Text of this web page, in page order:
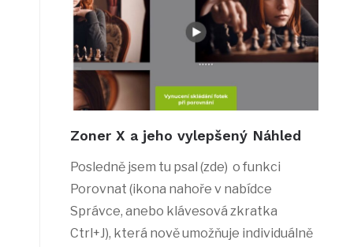
Zoner X a jeho vylepšený Náhled
Posledně jsem tu psal (zde) o funkci
Porovnat (ikona nahoře v nabídce
Správce, anebo klávesová zkratka
Ctrl+J), která nově umožňuje individuálně